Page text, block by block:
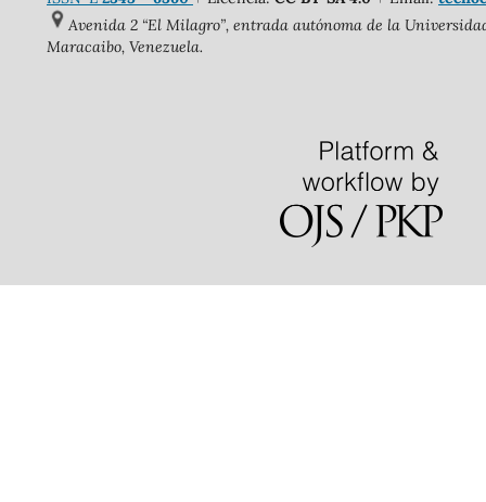
Avenida 2 “El Milagro”, entrada autónoma de la
Maracaibo, Venezuela.